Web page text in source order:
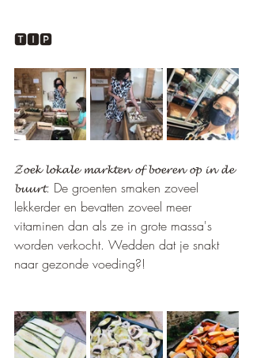
🆃🅸🅿
𝓩𝓸𝓮𝓴 𝓵𝓸𝓴𝓪𝓵𝓮 𝓶𝓪𝓻𝓴𝓽𝓮𝓷 𝓸𝓯 𝓫𝓸𝓮𝓻𝓮𝓷 𝓸𝓹 𝓲𝓷 𝓭𝓮
𝓫𝓾𝓾𝓻𝓽. De groenten smaken zoveel
lekkerder en bevatten zoveel meer
vitaminen dan als ze in grote massa's
worden verkocht. Wedden dat je snakt
naar gezonde voeding?!